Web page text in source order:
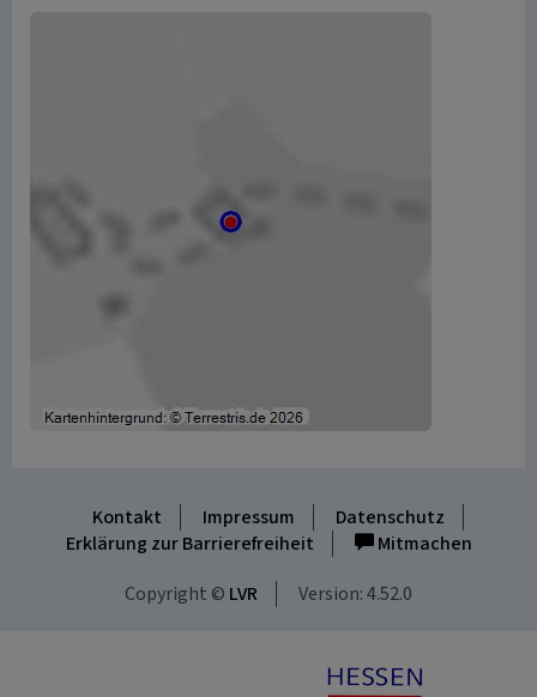
Kontakt Impressum
Datenschutz
Erklärung zur Barrierefreiheit
Mitmachen
Copyright © LVR Version: 4.52.0